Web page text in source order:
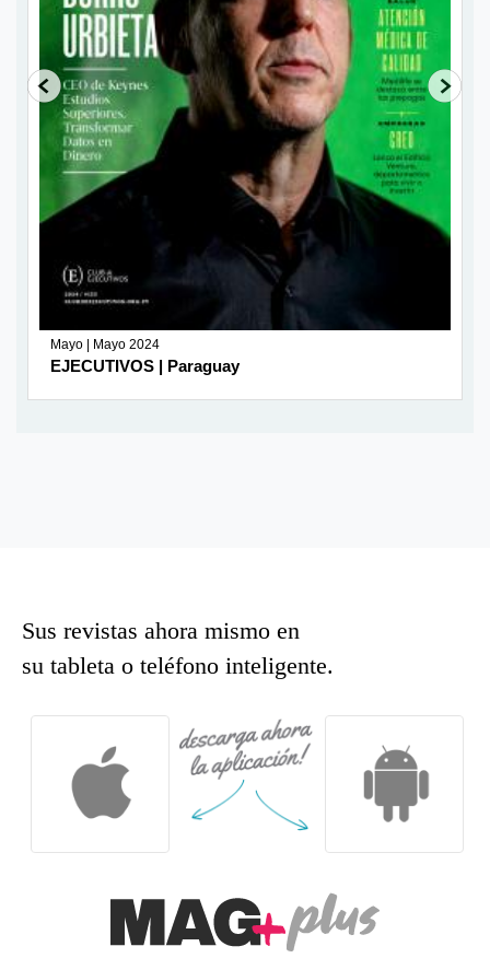
Mayo | Mayo 2024
EJECUTIVOS | Paraguay
Sus revistas ahora mismo en
su tableta o teléfono inteligente.